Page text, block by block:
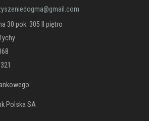
30 pok. 305 II piętro
Polska SA